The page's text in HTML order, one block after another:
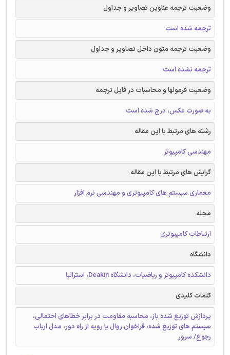
وضعیت ترجمه عناوین تصاویر و جداول
ترجمه شده است
وضعیت ترجمه متون داخل تصاویر و جداول
ترجمه نشده است
وضعیت فرمولها و محاسبات در فایل ترجمه
به صورت عکس، درج شده است
رشته های مرتبط با این مقاله
مهندسی کامپیوتر
گرایش های مرتبط با این مقاله
معماری سیستم های کامپیوتری و مهندسی نرم افزار
مجله
ارتباطات کامپیوتری
دانشگاه
دانشکده کامپیوتر و ریاضیات، دانشگاه Deakin، استرالیا
کلمات کلیدی
پردازش توزیع شده باز، محاسبه مقاومت در برابر خطاهای احتمالی،
سیستم های توزیع شده، فراخوان روال یا رویه از راه دور، مدل ارباب
رجوع/ سرور